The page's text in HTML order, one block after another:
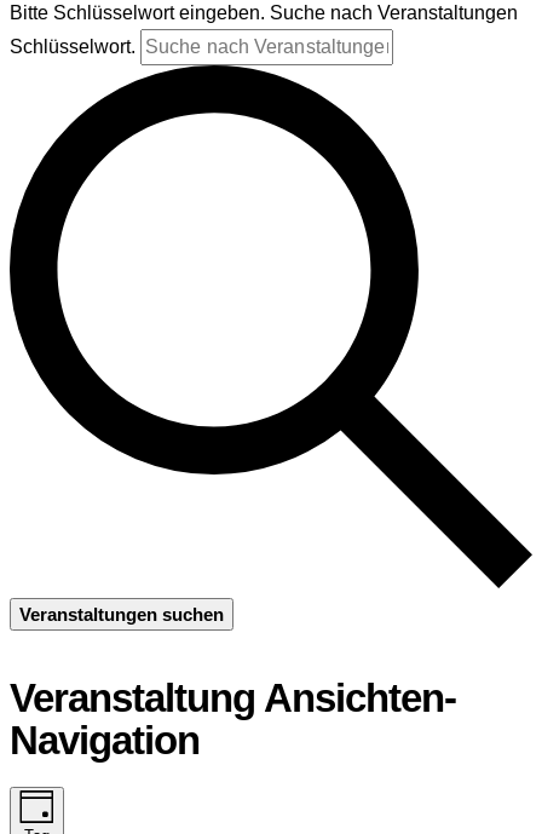
Bitte Schlüsselwort eingeben. Suche nach Veranstaltungen
Schlüsselwort.
Veranstaltungen suchen
Veranstaltung Ansichten-
Navigation